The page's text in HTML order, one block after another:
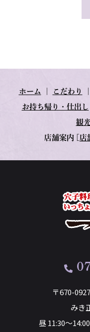
ホーム こだわり
お持ち帰り・仕出し
観
店舗案内 店
〒670-
みき
昼 11:30～